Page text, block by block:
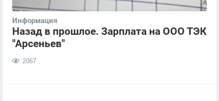
Информация
Назад в прошлое. Зарплата на ООО ТЭК
"Арсеньев"
2067